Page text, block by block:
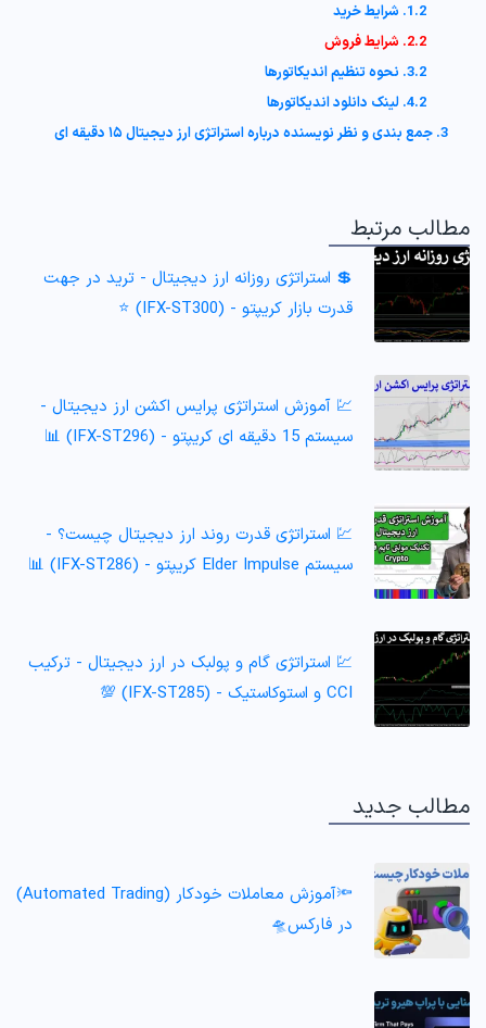
1.2. شرایط خرید
2.2. شرایط فروش
3.2. نحوه تنظیم اندیکاتورها
4.2. لینک دانلود اندیکاتورها
3. جمع بندی و نظر نویسنده درباره استراتژی ارز دیجیتال ۱۵ دقیقه ای
مطالب مرتبط
💲 استراتژی روزانه ارز دیجیتال - ترید در جهت
قدرت بازار کریپتو - (IFX-ST300) ⭐️
💹 آموزش استراتژی پرایس اکشن ارز دیجیتال -
سیستم 15 دقیقه ای کریپتو - (IFX-ST296) 📊
💹 استراتژی قدرت روند ارز دیجیتال چیست؟ -
سیستم Elder Impulse کریپتو - (IFX-ST286) 📊
💹 استراتژی گام و پولبک در ارز دیجیتال - ترکیب
CCI و استوکاستیک - (IFX-ST285) 💯
مطالب جدید
🔦آموزش معاملات خودکار (Automated Trading)
در فارکس🛸